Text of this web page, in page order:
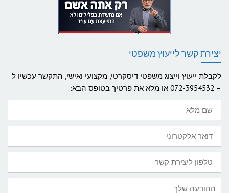
יצירת קשר לייעוץ משפטי
לקבלת ייעוץ וייצוג משפטי דיסקרטי, מקצועי ואישי, התקשר עכשיו ל
– 072-3954532 או מלא את פרטיך בטופס הבא:
שם
מלא
דואר
אלקטרוני
טלפון
ליצירת
קשר:
ההודעה
שלך